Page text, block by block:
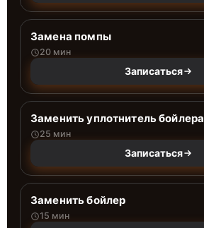
Замена помпы
20 мин
Записаться
Заменить уплотнитель бойлера
25 мин
Записаться
Заменить бойлер
15 мин